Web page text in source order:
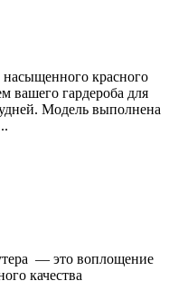
красного
вашего гардероба для
Модель выполнена
— это воплощение
качества